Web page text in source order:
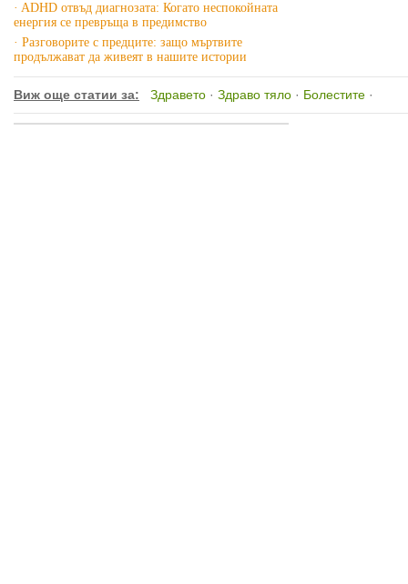
· ADHD отвъд диагнозата: Когато неспокойната
енергия се превръща в предимство
· Разговорите с предците: защо мъртвите
продължават да живеят в нашите истории
Виж още статии за: Здравето · Здраво тяло · Болестите ·